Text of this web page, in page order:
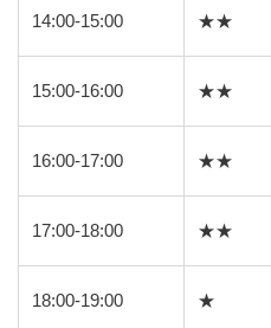
14:00-15:00 ★★
15:00-16:00 ★★
16:00-17:00 ★★
17:00-18:00 ★★
18:00-19:00 ★